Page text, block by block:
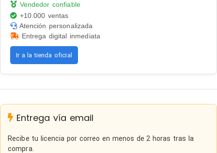
Vendedor confiable
+10.000 ventas
Atención personalizada
Entrega digital inmediata
Ir a la tienda oficial
Entrega vía email
Recibe tu licencia por correo en menos de 2 horas tras la
compra.